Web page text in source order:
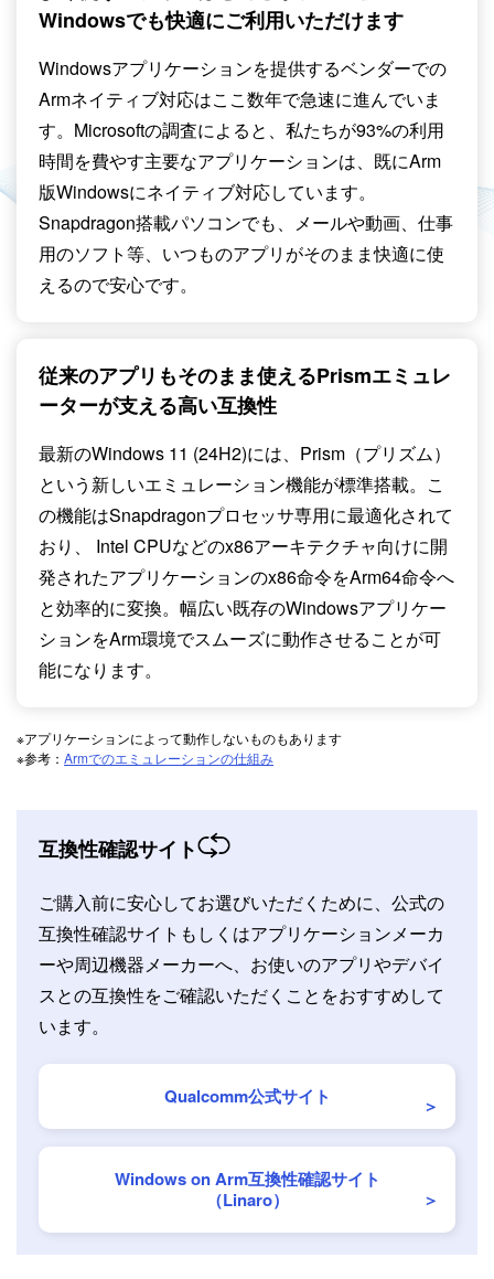
Windowsでも快適にご利用いただけます
Windowsアプリケーションを提供するベンダーでの
Armネイティブ対応はここ数年で急速に進んでいま
す。Microsoftの調査によると、私たちが93%の利用
時間を費やす主要なアプリケーションは、既にArm
版Windowsにネイティブ対応しています。
Snapdragon搭載パソコンでも、メールや動画、仕事
用のソフト等、いつものアプリがそのまま快適に使
えるので安心です。
従来のアプリもそのまま使えるPrismエミュレ
ーターが支える高い互換性
最新のWindows 11 (24H2)には、Prism（プリズム）
という新しいエミュレーション機能が標準搭載。こ
の機能はSnapdragonプロセッサ専用に最適化されて
おり、 Intel CPUなどのx86アーキテクチャ向けに開
発されたアプリケーションのx86命令をArm64命令へ
と効率的に変換。幅広い既存のWindowsアプリケー
ションをArm環境でスムーズに動作させることが可
能になります。
※アプリケーションによって動作しないものもあります
※参考： Armでのエミュレーションの仕組み
互換性確認サイト
ご購入前に安心してお選びいただくために、 公式の
互換性確認サイトもしくはアプリケーションメーカ
ーや周辺機器メーカーへ、お使いのアプリやデバイ
スとの互換性をご確認いただくことをおすすめして
います。
Qualcomm公式サイト
Windows on Arm互換性確認サイト
（Linaro）